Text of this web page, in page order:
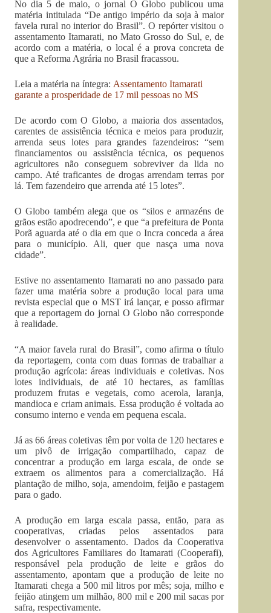
No dia 5 de maio, o jornal O Globo publicou uma
matéria intitulada “De antigo império da soja à maior
favela rural no interior do Brasil”. O repórter visitou o
assentamento Itamarati, no Mato Grosso do Sul, e, de
acordo com a matéria, o local é a prova concreta de
que a Reforma Agrária no Brasil fracassou.
Leia a matéria na íntegra: Assentamento Itamarati
garante a prosperidade de 17 mil pessoas no MS
De acordo com O Globo, a maioria dos assentados,
carentes de assistência técnica e meios para produzir,
arrenda seus lotes para grandes fazendeiros: “sem
financiamentos ou assistência técnica, os pequenos
agricultores não conseguem sobreviver da lida no
campo. Até traficantes de drogas arrendam terras por
lá. Tem fazendeiro que arrenda até 15 lotes”.
O Globo também alega que os “silos e armazéns de
grãos estão apodrecendo”, e que “a prefeitura de Ponta
Porã aguarda até o dia em que o Incra conceda a área
para o município. Ali, quer que nasça uma nova
cidade”.
Estive no assentamento Itamarati no ano passado para
fazer uma matéria sobre a produção local para uma
revista especial que o MST irá lançar, e posso afirmar
que a reportagem do jornal O Globo não corresponde
à realidade.
“A maior favela rural do Brasil”, como afirma o título
da reportagem, conta com duas formas de trabalhar a
produção agrícola: áreas individuais e coletivas. Nos
lotes individuais, de até 10 hectares, as famílias
produzem frutas e vegetais, como acerola, laranja,
mandioca e criam animais. Essa produção é voltada ao
consumo interno e venda em pequena escala.
Já as 66 áreas coletivas têm por volta de 120 hectares e
um pivô de irrigação compartilhado, capaz de
concentrar a produção em larga escala, de onde se
extraem os alimentos para a comercialização. Há
plantação de milho, soja, amendoim, feijão e pastagem
para o gado.
A produção em larga escala passa, então, para as
cooperativas, criadas pelos assentados para
desenvolver o assentamento. Dados da Cooperativa
dos Agricultores Familiares do Itamarati (Cooperafi),
responsável pela produção de leite e grãos do
assentamento, apontam que a produção de leite no
Itamarati chega a 500 mil litros por mês; soja, milho e
feijão atingem um milhão, 800 mil e 200 mil sacas por
safra, respectivamente.